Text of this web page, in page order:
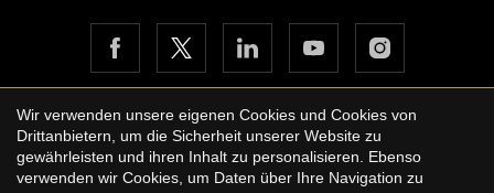
Copyright © 2026 Urbane International Real Estate
Rechtshinweis der Website
Wir verwenden unsere eigenen Cookies und Cookies von
Drittanbietern, um die Sicherheit unserer Website zu
gewährleisten und ihren Inhalt zu personalisieren. Ebenso
verwenden wir Cookies, um Daten über Ihre Navigation zu